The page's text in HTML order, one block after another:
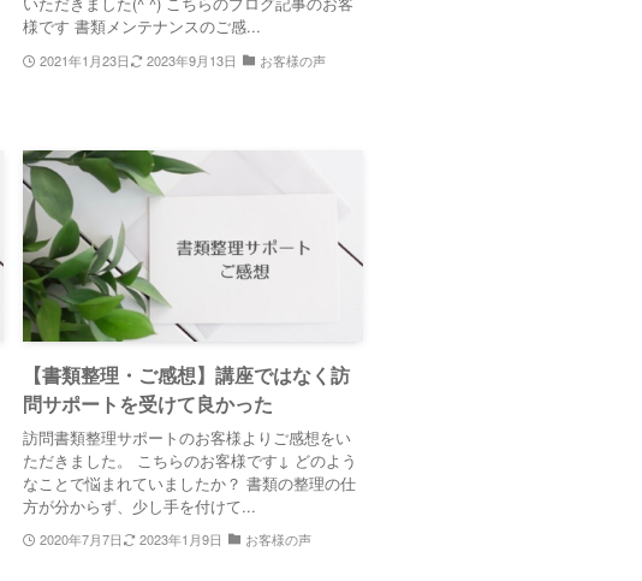
様です 書類メンテナンスのご感...
2021年1月23日 2023年9月13日 お客様の声
【書類整理・ご感想】講座ではなく訪
問サポートを受けて良かった
訪問書類整理サポートのお客様よりご感想をい
ただきました。 こちらのお客様です↓ どのよう
なことで悩まれていましたか？ 書類の整理の仕
方が分からず、少し手を付けて...
2020年7月7日 2023年1月9日 お客様の声